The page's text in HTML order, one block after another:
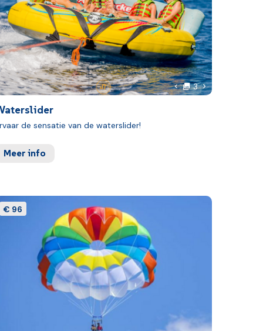
foto
de sensatie van de waterslider!
Meer info
Vorige foto
3foto's
Volgende foto
€ 96